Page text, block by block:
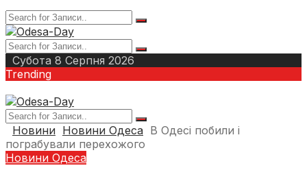
Субота 8 Серпня 2026
Trending
Новини Новини Одеса В Одесі побили і
пограбували перехожого
Новини Одеса